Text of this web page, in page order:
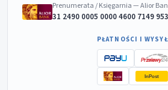
Prenumerata / Księgarnia — Alior
31 2490 0005 0000 4600 7149
PŁATNOŚCI I
InPost